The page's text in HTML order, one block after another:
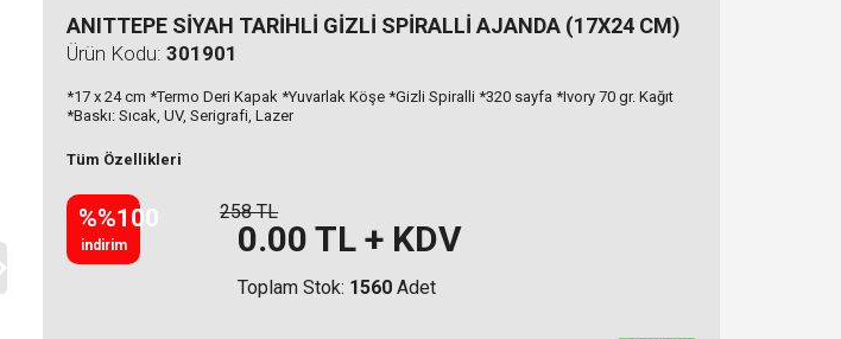
ANITTEPE SİYAH TARİHLİ GİZLİ SPİRALLİ AJANDA (17X24 CM)
Ürün Kodu: 301901
*17 x 24 cm *Termo Deri Kapak *Yuvarlak Köşe *Gizli Spiralli *320 sayfa *Ivory 70 gr. Kağıt
*Baskı: Sıcak, UV, Serigrafi, Lazer
Tüm Özellikleri
%%100
indirim
258 TL
0.00 TL + KDV
Toplam Stok: 1560 Adet